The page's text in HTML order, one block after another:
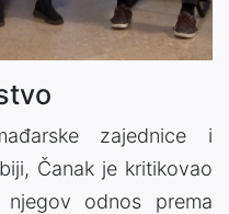
zajednice i
Čanak je kritikovao
odnos prema